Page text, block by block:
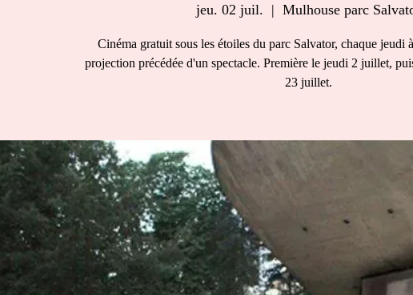
jeu. 02 juil.
  |
Mulhouse parc
Cinéma gratuit sous les étoiles du parc Salvator, chaque jeudi
projection précédée d'un spectacle. Première le jeudi 2 juillet,
23 juillet.